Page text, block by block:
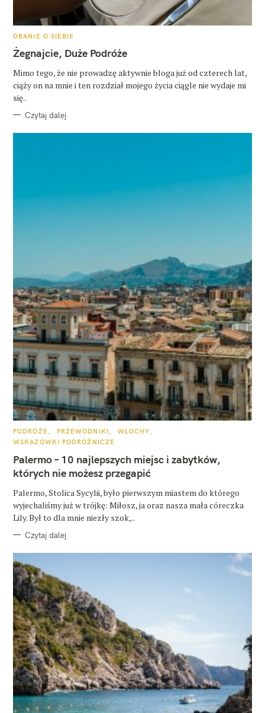
K
T
E
O
R
I
DBANIE O SIEBIE
Żegnajcie, Duże Podróże
Mimo tego, że nie prowadzę aktywnie bloga już od czterech lat,
ciąży on na mnie i ten rozdział mojego życia ciągle nie wydaje mi
się..
Czytaj dalej
K
T
G
O
R
PODRÓŻE PRZEWODNIKI
WŁOCHY
WSKAZÓWKI PODRÓŻNICZE
Palermo – 10 najlepszych miejsc i zabytków,
których nie możesz przegapić
Palermo, Stolica Sycylii, było pierwszym miastem do którego
wyjechaliśmy już w trójkę: Miłosz, ja oraz nasza mała córeczka
Lily. Był to dla mnie niezły szok,..
Czytaj dalej